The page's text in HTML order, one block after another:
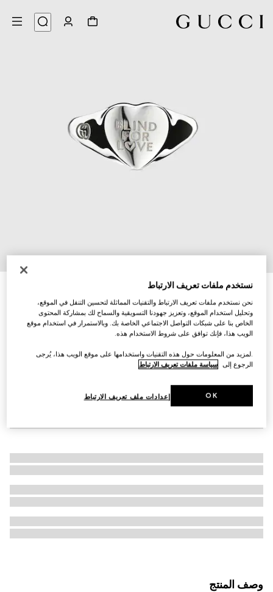
خاتم من Blind for Love
AED 1,700
وصف المنتج
نستخدم ملفات تعريف الارتباط
نحن نستخدم ملفات تعريف الارتباط والتقنيات المماثلة لتحسين التنقل في الموقع،
وتحليل استخدام الموقع، وتعزيز جهودنا التسويقية والسماح لك بمشاركة المحتوى
الخاص بنا على شبكات التواصل الاجتماعي الخاصة بك. وبالاستمرار في استخدام موقع
الويب هذا، فإنك توافق على شروط الاستخدام هذه.
.لمزيد من المعلومات حول هذه التقنيات واستخدامها على موقع الويب هذا، يُرجى
الرجوع إلى سياسة ملفات تعريف الارتباط
إعدادات ملف تعريف الارتباط OK